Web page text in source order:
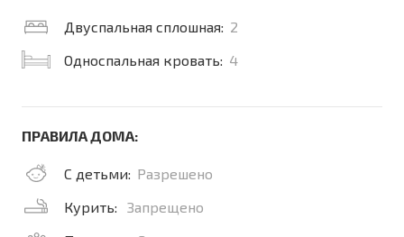
Двуспальная сплошная: 2
Односпальная кровать: 4
ПРАВИЛА ДОМА:
С детьми: Разрешено
Курить:
Запрещено